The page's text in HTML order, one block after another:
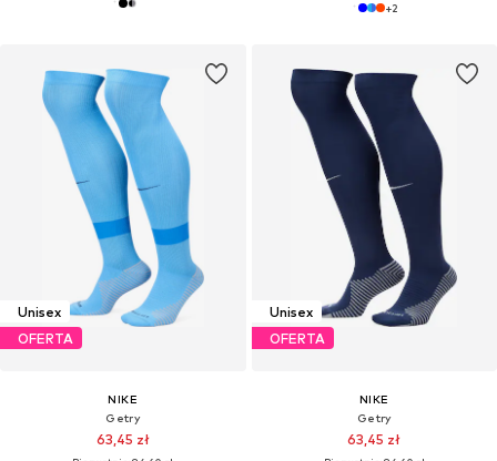
+2
Unisex
OFERTA
NIKE
Getry
63,45 zł
Unisex
OFERTA
NIKE
Getry
63,45 zł